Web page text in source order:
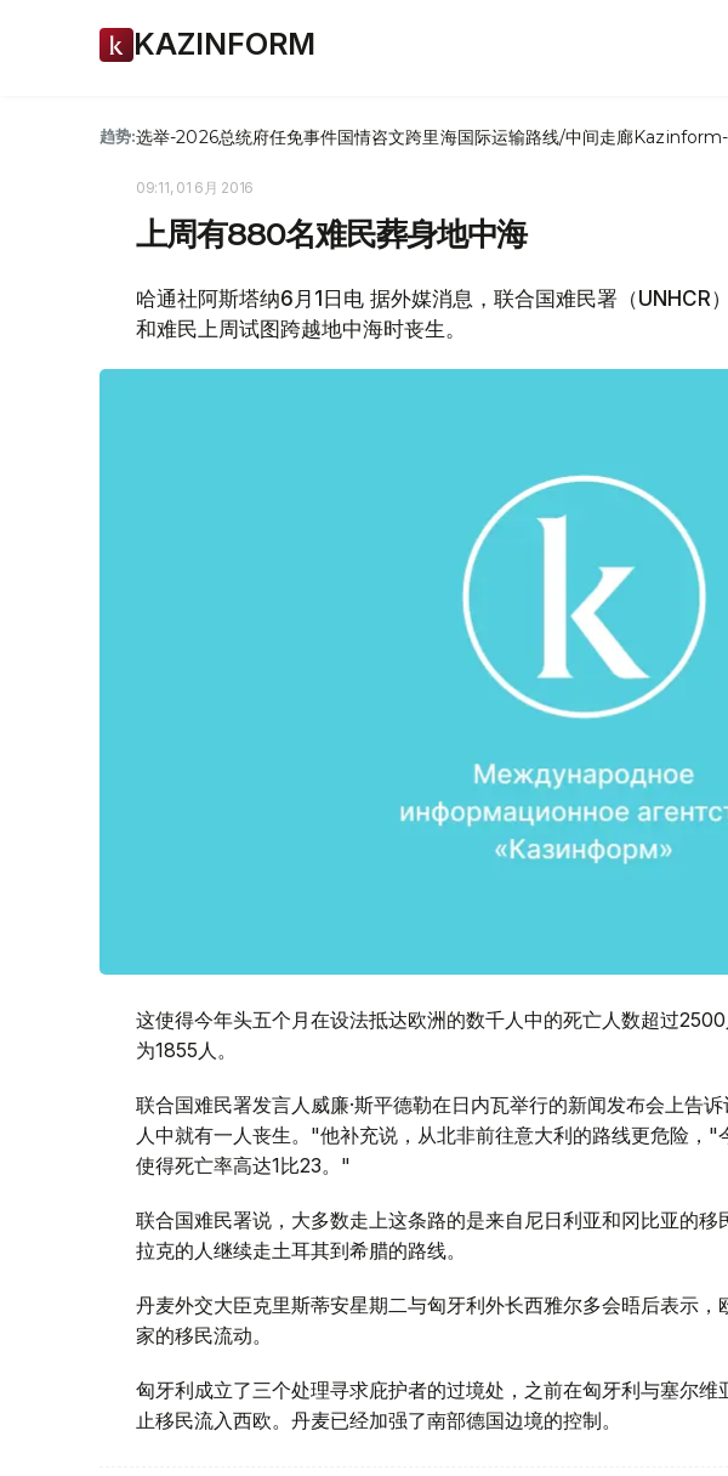
KAZINFORM
趋势:选举-2026总统府任免事件国情咨文跨里海国际运输路线/中间走廊
09:11, 01 6月 2016
上周有880名难民葬身地中海
哈通社阿斯塔纳6月1日电 据外媒消息，联合国难民署（UNHCR
和难民上周试图跨越地中海时丧生。
这使得今年头五个月在设法抵达欧洲的数千人中的死亡人数超过
为1855人。
联合国难民署发言人威廉·斯平德勒在日内瓦举行的新闻发布会上告
人中就有一人丧生。"他补充说，从北非前往意大利的路线更危险，"
使得死亡率高达1比23。"
联合国难民署说，大多数走上这条路的是来自尼日利亚和冈比亚的
拉克的人继续走土耳其到希腊的路线。
丹麦外交大臣克里斯蒂安星期二与匈牙利外长西雅尔多会晤后表示
家的移民流动。
匈牙利成立了三个处理寻求庇护者的过境处，之前在匈牙利与塞尔
止移民流入西欧。丹麦已经加强了南部德国边境的控制。